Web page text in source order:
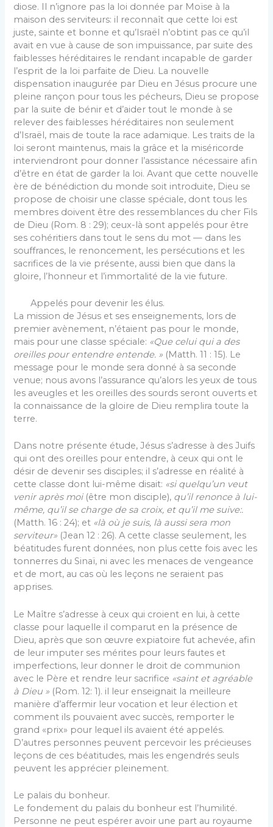
diose. Il n’ignore pas la loi donnée par Moïse à la
maison des serviteurs: il reconnaît que cette loi est
juste, sainte et bonne et qu’Israël n’obtint pas ce qu’il
avait en vue à cause de son impuissance, par suite des
faiblesses héréditaires le rendant incapable de garder
l’esprit de la loi parfaite de Dieu. La nouvelle
dispensation inaugurée par Dieu en Jésus pro­cure une
pleine rançon pour tous les pécheurs, Dieu se propose
par la suite de bénir et d’aider tout le monde à se
relever des faiblesses héréditaires non seulement
d’Israël, mais de toute la race adamique. Les traits de la
loi seront maintenus, mais la grâce et la mi­séricorde
interviendront pour donner l’assistance né­cessaire afin
d’être en état de garder la loi. Avant que cette nouvelle
ère de bénédiction du monde soit introduite, Dieu se
propose de choisir une classe spé­ciale, dont tous les
membres doivent être des ressem­blances du cher Fils
de Dieu (Rom. 8 : 29); ceux-là sont appelés pour être
ses cohéritiers dans tout le sens du mot — dans les
souffrances, le renoncement, les persécutions et les
sacrifices de la vie présente, aussi bien que dans la
gloire, l’honneur et l’immor­talité de la vie future.
Appelés pour devenir les élus.
La mission de Jésus et ses enseignements, lors de
premier avènement, n’étaient pas pour le monde,
mais pour une classe spéciale: «Que celui qui a des
oreil­les pour entendre entende. » (Matth. 11 : 15). Le
mes­sage pour le monde sera donné à sa seconde
venue; nous avons l’assurance qu’alors les yeux de tous
les aveugles et les oreilles des sourds seront ouverts et
la connaissance de la gloire de Dieu remplira toute la
terre.
Dans notre présente étude, Jésus s’adresse à des Juifs
qui ont des oreilles pour entendre, à ceux qui ont le
désir de devenir ses disciples; il s’adresse en réalité à
cette classe dont lui-même disait: «si quel­qu’un veut
venir après moi (être mon disciple), qu’il renonce à lui-
même, qu’il se charge de sa croix, et qu’il me suive:.
(Matth. 16 : 24); et «là où je suis, là aussi sera mon
serviteur» (Jean 12 : 26). A cette classe seulement, les
béatitudes furent données, non plus cette fois avec les
tonnerres du Sinaï, ni avec les menaces de vengeance
et de mort, au cas où les leçons ne seraient pas
apprises.
Le Maître s’adresse à ceux qui croient en lui, à cette
classe pour laquelle il comparut en la présence de
Dieu, après que son œuvre expiatoire fut achevée, afin
de leur imputer ses mérites pour leurs fautes et
imperfections, leur donner le droit de communion
avec le Père et rendre leur sacrifice «saint et agré­able
à Dieu » (Rom. 12: 1). il leur enseignait la meilleure
manière d’affermir leur vocation et leur élec­tion et
comment ils pouvaient avec succès, remporter le
grand «prix» pour lequel ils avaient été appelés.
D’autres personnes peuvent percevoir les précieuses
leçons de ces béatitudes, mais les engendrés seuls
peuvent les apprécier pleinement.
Le palais du bonheur.
Le fondement du palais du bonheur est l’humilité.
Personne ne peut espérer avoir une part au royaume